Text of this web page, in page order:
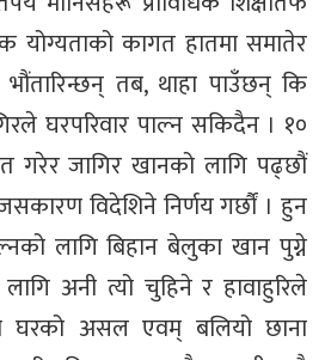
योग्यताको कागत हातमा समातेर
भौंतारिन्छन् तब, थाहा पाउँछन् कि
घरपरिवार पाल्न सकिदैन । १०
गरेर जागिर खानको लागि पढ्छौं
विदेशिने निर्णय गर्छौं । हुन
लागि बिहान बेलुका खान पुग्ने
अनी त्यो चुहिने र हावाहुरिले
असल एवम् बलियो छाना